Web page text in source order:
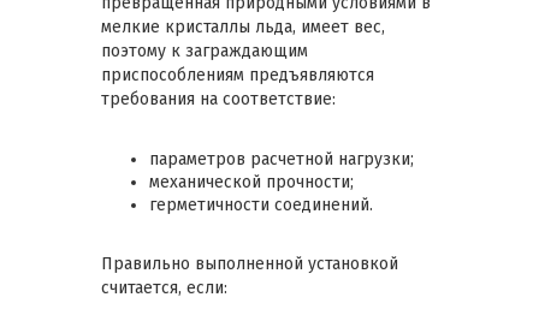
мелкие кристаллы льда, имеет вес,
поэтому к заграждающим
приспособлениям предъявляются
требования на соответствие:
параметров расчетной нагрузки;
механической прочности;
герметичности соединений.
Правильно выполненной установкой
считается, если: